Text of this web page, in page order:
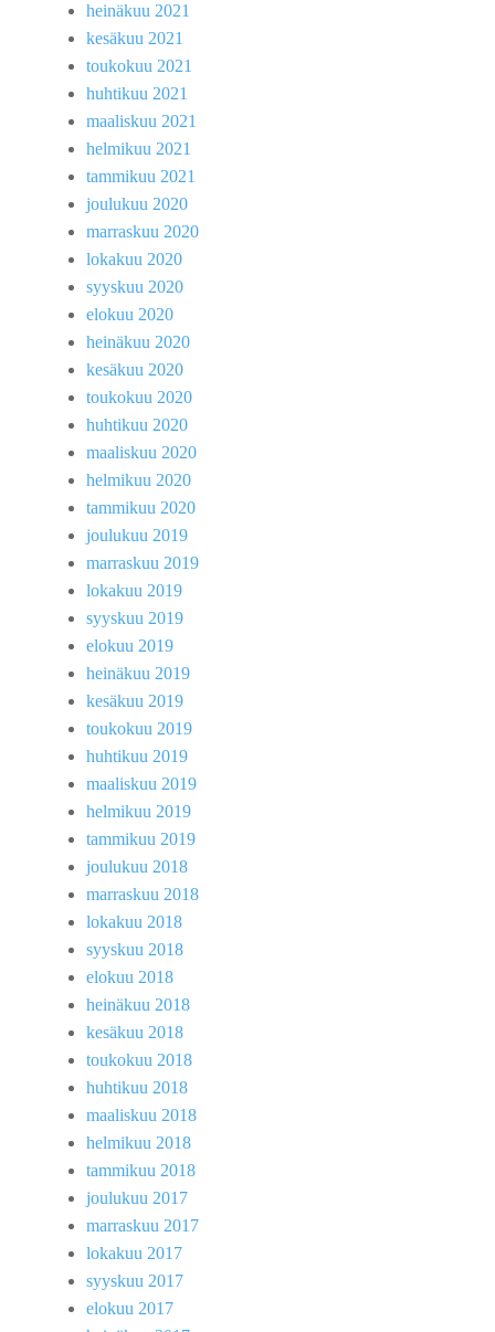
heinäkuu 2021
kesäkuu 2021
toukokuu 2021
huhtikuu 2021
maaliskuu 2021
helmikuu 2021
tammikuu 2021
joulukuu 2020
marraskuu 2020
lokakuu 2020
syyskuu 2020
elokuu 2020
heinäkuu 2020
kesäkuu 2020
toukokuu 2020
huhtikuu 2020
maaliskuu 2020
helmikuu 2020
tammikuu 2020
joulukuu 2019
marraskuu 2019
lokakuu 2019
syyskuu 2019
elokuu 2019
heinäkuu 2019
kesäkuu 2019
toukokuu 2019
huhtikuu 2019
maaliskuu 2019
helmikuu 2019
tammikuu 2019
joulukuu 2018
marraskuu 2018
lokakuu 2018
syyskuu 2018
elokuu 2018
heinäkuu 2018
kesäkuu 2018
toukokuu 2018
huhtikuu 2018
maaliskuu 2018
helmikuu 2018
tammikuu 2018
joulukuu 2017
marraskuu 2017
lokakuu 2017
syyskuu 2017
elokuu 2017